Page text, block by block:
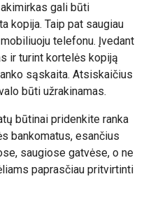
gali būti
kopija. Taip pat saugiau
telefonu. Įvedant
ir turint kortelės kopiją
sąskaita. Atsiskaičius
būti užrakinamas.
būtinai pridenkite ranka
bankomatus, esančius
saugiose gatvėse, o ne
paprasčiau pritvirtinti